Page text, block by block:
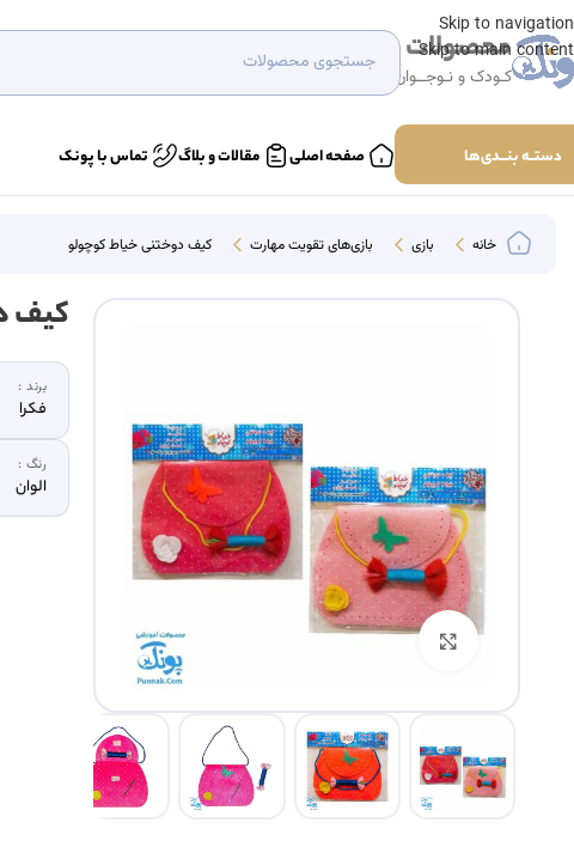
Skip to navigation
Skip to main content
محصولات
کـودک و نـوجــوان
دستــه بنـــدی‌ها صفحه اصلی مقالات و بلاگ تماس با پونک
خانه بازی بازی‌های تقویت مهارت‌ کیف دوختنی خیاط کوچولو
بزرگنمایی تصویر
کیف
برند :
فکرا
رنگ :
الوان